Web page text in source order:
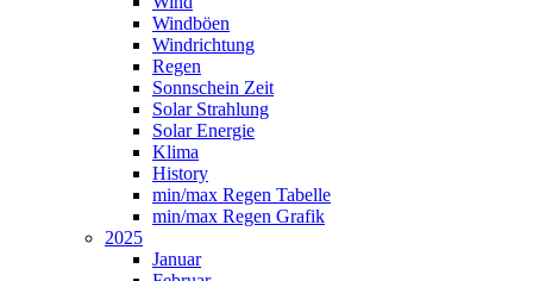
Windböen
Windrichtung
Regen
Sonnschein Zeit
Solar Strahlung
Solar Energie
Klima
History
min/max Regen Tabelle
min/max Regen Grafik
2025
Januar